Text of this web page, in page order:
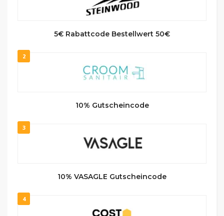
5€ Rabattcode Bestellwert 50€
2
10% Gutscheincode
3
10% VASAGLE Gutscheincode
4